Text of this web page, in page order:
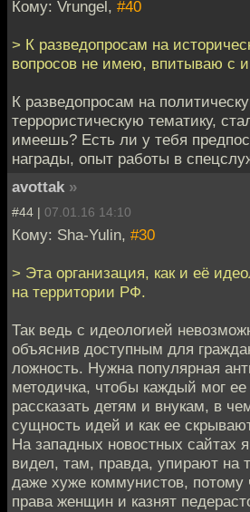
Кому: Vrungel, #40
> К разведопросам на
вопросов не имею, впитываю с
К разведопросам на
террористическую тематику,
имеешь? Есть ли у тебя
награды, опыт работы в
avottak »
#44 | 07.01.16 14:10
Кому: Sha-Yulin, #30
> Эта организация, как и её
на территории РФ.
Так ведь с идеологией
объяснив доступным для
ложность. Нужна популярная
методичка, чтобы каждый мог ее
рассказать детям и внукам, в
сущность идей и как ее
На западных новостных сайтах
видел, там, правда, упирают на
даже хуже коммунистов, потому
права женщин и казнят